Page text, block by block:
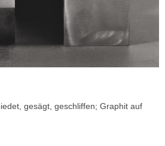
gesägt, geschliffen; Graphit auf